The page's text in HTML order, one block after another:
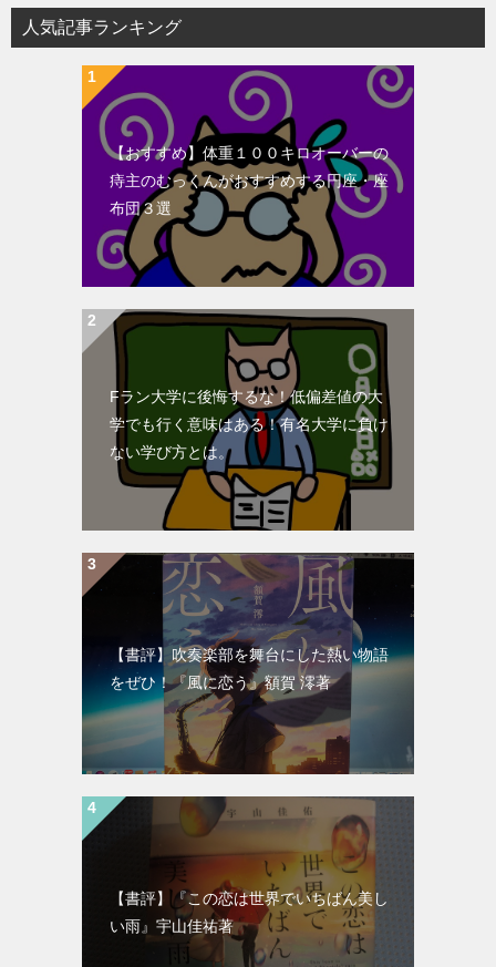
人気記事ランキング
【おすすめ】体重１００キロオーバーの
痔主のむっくんがおすすめする円座・座
布団３選
Fラン大学に後悔するな！低偏差値の大
学でも行く意味はある！有名大学に負け
ない学び方とは。
【書評】吹奏楽部を舞台にした熱い物語
をぜひ！『風に恋う』額賀 澪著
【書評】『この恋は世界でいちばん美し
い雨』宇山佳祐著